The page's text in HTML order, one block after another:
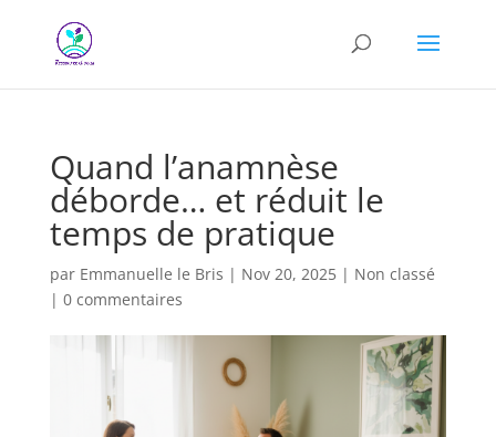
Quand l’anamnèse
déborde… et réduit le
temps de pratique
par Emmanuelle le Bris | Nov 20, 2025| Non classé
| 0 commentaires